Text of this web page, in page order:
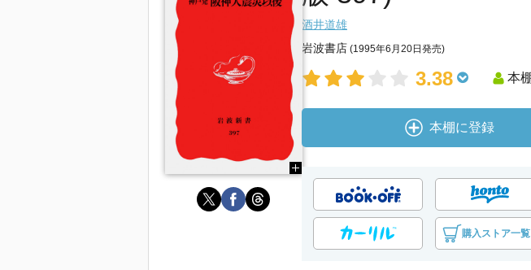
酒井道雄
岩波書店 (1995年6月20日発売)
3.38 本
本棚に登録
購入ストア一覧